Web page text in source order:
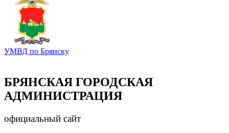
УМВД по Брянску
БРЯНСКАЯ ГОРОДСКАЯ
АДМИНИСТРАЦИЯ
официальный сайт